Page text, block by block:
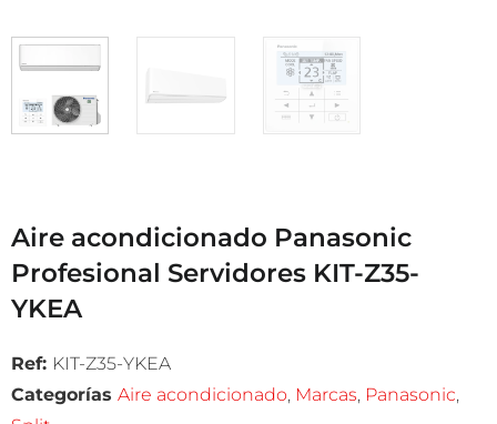
Aire acondicionado Panasonic
Profesional Servidores KIT-Z35-
YKEA
Ref: KIT-Z35-YKEA
Categorías Aire acondicionado, Marcas, Panasonic,